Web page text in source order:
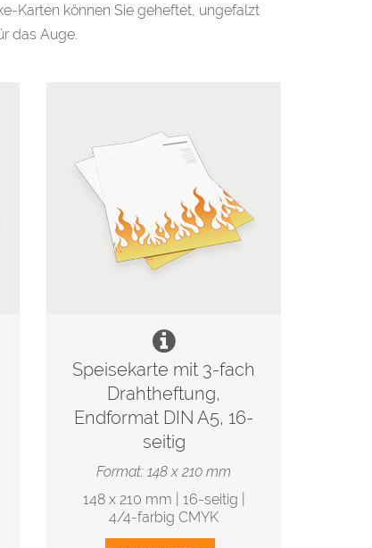
Karten können Sie geheftet, ungefalzt
das Auge.
Speisekarte mit 3-fach
Drahtheftung,
Endformat DIN A5, 16-
seitig
Format: 148 x 210 mm
148 x 210 mm | 16-seitig |
4/4-farbig CMYK